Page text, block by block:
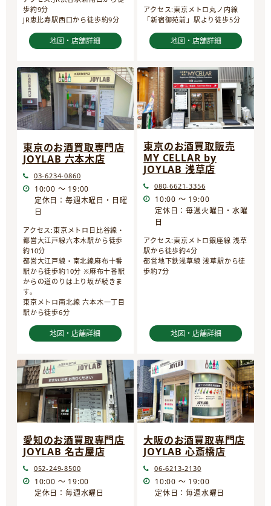
歩約9分
JR恵比寿駅西口から徒歩約9分
地図・店舗詳細
アクセス:東京メトロ丸ノ内線
「新宿御苑前」駅より徒歩5分
地図・店舗詳細
東京のお酒買取専門店
JOYLAB 六本木店
03-6234-0860
10:00 ～ 19:00
定休日：毎週木曜日・日曜
日
アクセス:東京メトロ日比谷線・
都営大江戸線六本木駅から徒歩
約10分
都営大江戸線・南北線麻布十番
駅から徒歩約10分 ※麻布十番駅
からの道のりは上り坂が続きま
す。
東京メトロ南北線 六本木一丁目
駅から徒歩6分
地図・店舗詳細
東京のお酒買取販売
MY CELLAR by
JOYLAB 浅草店
080-6621-3356
10:00 ～ 19:00
定休日：毎週火曜日・水曜
日
アクセス:東京メトロ銀座線 浅草
駅から徒歩約4分
都営地下鉄浅草線 浅草駅から徒
歩約7分
地図・店舗詳細
愛知のお酒買取専門店
JOYLAB 名古屋店
052-249-8500
10:00 ～ 19:00
定休日：毎週水曜日
大阪のお酒買取専門店
JOYLAB 心斎橋店
06-6213-2130
10:00 ～ 19:00
定休日：毎週水曜日